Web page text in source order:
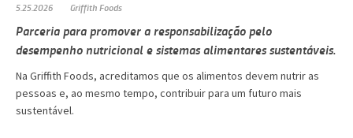
5.25.2026 Griffith Foods
Parceria para promover a responsabilização pelo
desempenho nutricional e sistemas alimentares sustentáveis.
Na Griffith Foods, acreditamos que os alimentos devem nutrir as
pessoas e, ao mesmo tempo, contribuir para um futuro mais
sustentável.